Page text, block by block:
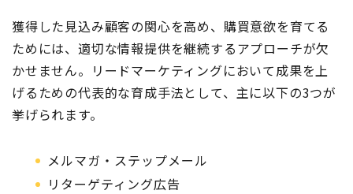
獲得した見込み顧客の関心を高め、購買意欲を育てる
ためには、適切な情報提供を継続するアプローチが欠
かせません。リードマーケティングにおいて成果を上
げるための代表的な育成手法として、主に以下の3つが
挙げられます。
メルマガ・ステップメール
リターゲティング広告